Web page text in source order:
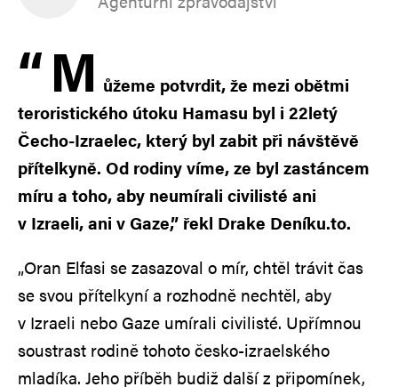
“M ůžeme potvrdit, že mezi obětmi
teroristického útoku Hamasu byl i 22letý
Čecho-Izraelec, který byl zabit při návštěvě
přítelkyně. Od rodiny víme, ze byl zastáncem
míru a toho, aby neumírali civilisté ani
v Izraeli, ani v Gaze,” řekl Drake Deníku.to.
„Oran Elfasi se zasazoval o mír, chtěl trávit čas
se svou přítelkyní a rozhodně nechtěl, aby
v Izraeli nebo Gaze umírali civilisté. Upřímnou
soustrast rodině tohoto česko-izraelského
mladíka. Jeho příběh budiž další z připomínek,